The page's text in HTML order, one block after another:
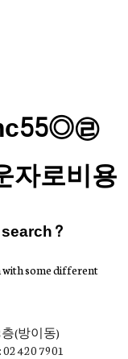
㉣
자로비용
with some different
(방이동)
420 7901